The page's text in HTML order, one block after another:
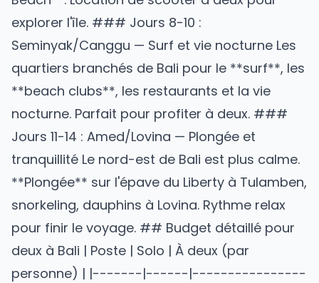
explorer l'île. ### Jours 8-10 :
Seminyak/Canggu — Surf et vie nocturne Les
quartiers branchés de Bali pour le **surf**, les
**beach clubs**, les restaurants et la vie
nocturne. Parfait pour profiter à deux. ###
Jours 11-14 : Amed/Lovina — Plongée et
tranquillité Le nord-est de Bali est plus calme.
**Plongée** sur l'épave du Liberty à Tulamben,
snorkeling, dauphins à Lovina. Rythme relax
pour finir le voyage. ## Budget détaillé pour
deux à Bali | Poste | Solo | À deux (par
personne) | |-------|------|----------------